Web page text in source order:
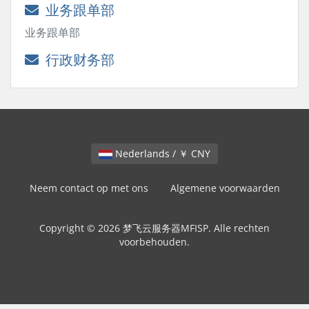
业务跟单部
业务跟单部
行政财务部
Nederlands / ￥ CNY
Neem contact op met ons Algemene voorwaarden
Copyright © 2026 梦飞云服务器MFISP. Alle rechten
voorbehouden.